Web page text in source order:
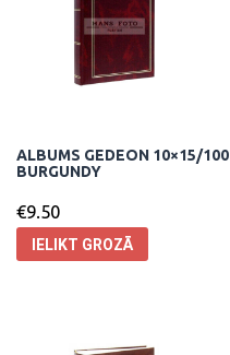
ALBUMS GEDEON 10×15/100
BURGUNDY
€9.50
IELIKT GROZĀ